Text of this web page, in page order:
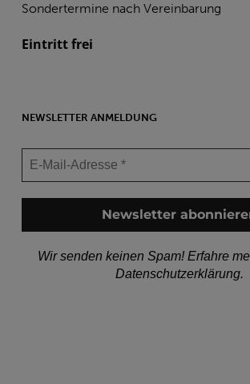
Sondertermine nach Vereinbarung
Eintritt frei
NEWSLETTER ANMELDUNG
Wir senden keinen Spam! Erfahre
Datenschutzerklärung.